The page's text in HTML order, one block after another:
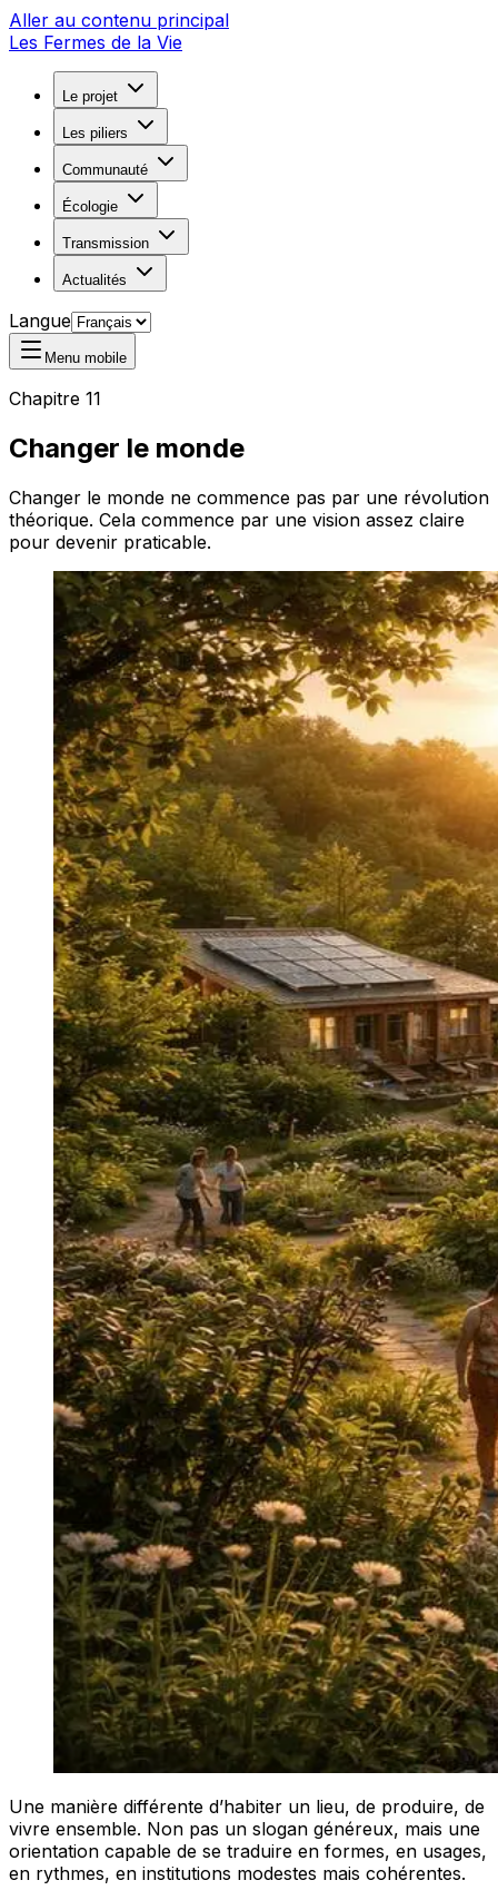
Aller au contenu principal
Les Fermes de la Vie
Le projet
Les piliers
Communauté
Écologie
Transmission
Actualités
Langue
Menu mobile
Chapitre 11
Changer le monde
Changer le monde ne commence pas par une révolution
théorique. Cela commence par une vision assez claire
pour devenir praticable.
Une manière différente d’habiter un lieu, de produire, de
vivre ensemble. Non pas un slogan généreux, mais une
orientation capable de se traduire en formes, en usages,
en rythmes, en institutions modestes mais cohérentes.